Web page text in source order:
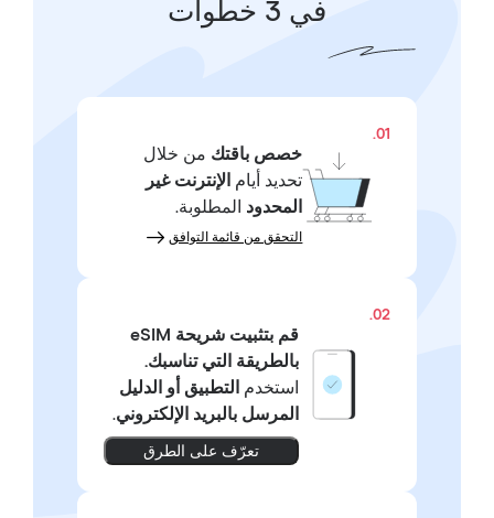
خصص باقتكمن خلال
تحديد أيامالإنترنت غير
المحدودالمطلوبة.
التحقق من قائمة التوافق
قم بتثبيت شريحة eSIM
بالطريقة التي تناسبك.
استخدمالتطبيق أو الدليل
المرسل بالبريد الإلكتروني.
تعرّف على الطرق